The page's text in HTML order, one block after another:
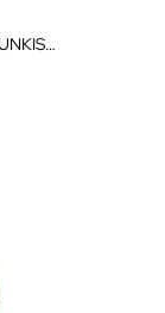
TRUE BRONZE PRESSED POWDER 002 SUNKISSE